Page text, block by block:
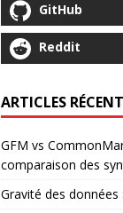
GitHub
Reddit
ARTICLES
GFM vs
comparaison des
Gravité des